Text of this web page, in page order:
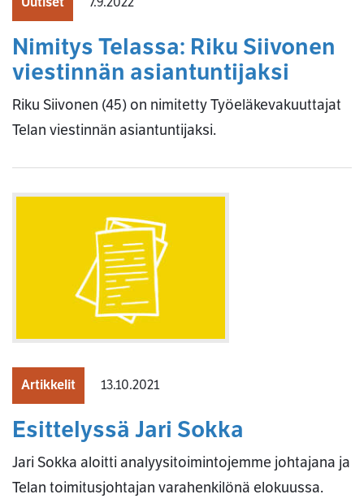
Nimitys Telassa: Riku Siivonen
viestinnän asiantuntijaksi
Riku Siivonen (45) on nimitetty Työeläkevakuuttajat
Telan viestinnän asiantuntijaksi.
Artikkelit 13.10.2021
Esittelyssä Jari Sokka
Jari Sokka aloitti analyysitoimintojemme johtajana ja
Telan toimitusjohtajan varahenkilönä elokuussa.